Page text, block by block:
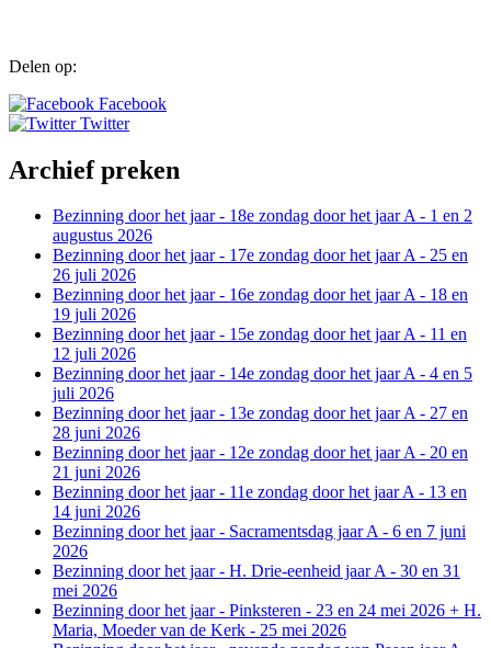
Delen op:
Facebook
Twitter
Archief preken
Bezinning door het jaar - 18e zondag door het jaar A - 1 en 2
augustus 2026
Bezinning door het jaar - 17e zondag door het jaar A - 25 en
26 juli 2026
Bezinning door het jaar - 16e zondag door het jaar A - 18 en
19 juli 2026
Bezinning door het jaar - 15e zondag door het jaar A - 11 en
12 juli 2026
Bezinning door het jaar - 14e zondag door het jaar A - 4 en 5
juli 2026
Bezinning door het jaar - 13e zondag door het jaar A - 27 en
28 juni 2026
Bezinning door het jaar - 12e zondag door het jaar A - 20 en
21 juni 2026
Bezinning door het jaar - 11e zondag door het jaar A - 13 en
14 juni 2026
Bezinning door het jaar - Sacramentsdag jaar A - 6 en 7 juni
2026
Bezinning door het jaar - H. Drie-eenheid jaar A - 30 en 31
mei 2026
Bezinning door het jaar - Pinksteren - 23 en 24 mei 2026 + H.
Maria, Moeder van de Kerk - 25 mei 2026